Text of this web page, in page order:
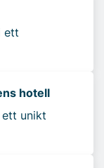
ett
hotell
ett unikt